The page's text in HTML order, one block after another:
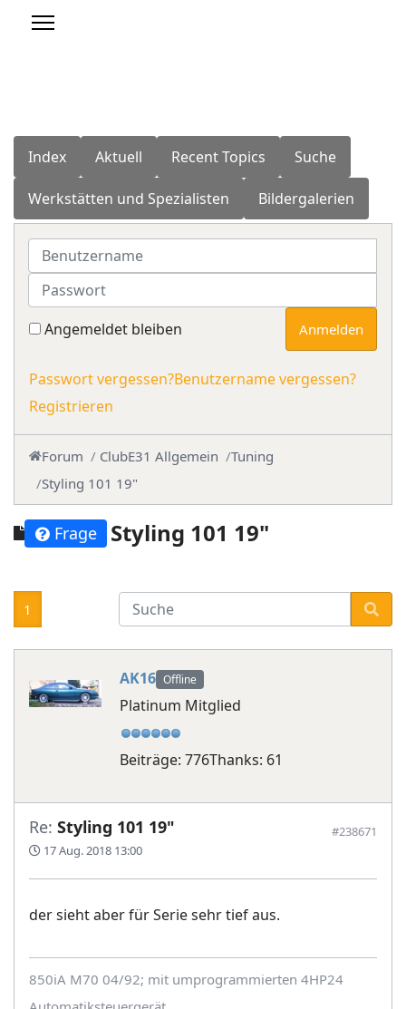
Index Aktuell Recent Topics Suche
Werkstätten und Spezialisten Bildergalerien
Benutzername
Passwort
Angemeldet bleiben Anmelden
Passwort vergessen?Benutzername vergessen?
Registrieren
Forum ClubE31 Allgemein
Tuning
Styling 101 19"
Frage Styling 101 19"
1
AK16 Offline
Platinum Mitglied
Beiträge: 776Thanks: 61
Re: Styling 101 19"
17 Aug. 2018 13:00
#238671
der sieht aber für Serie sehr tief aus.
850iA M70 04/92; mit umprogrammierten 4HP24